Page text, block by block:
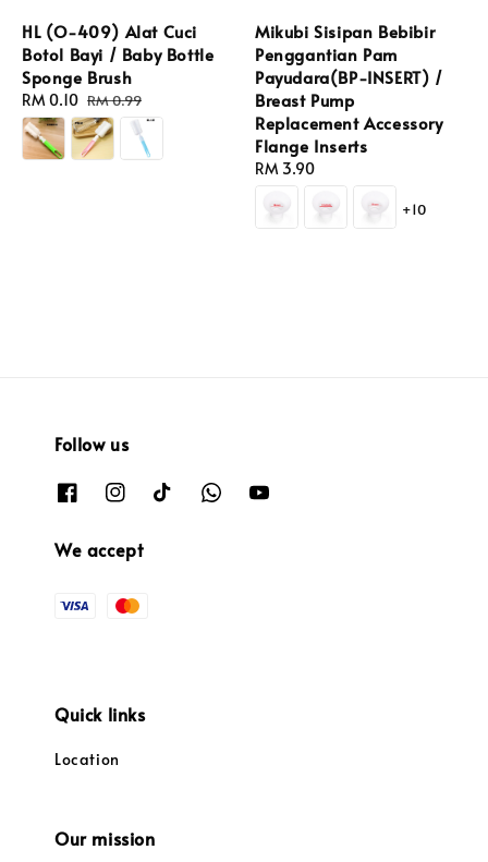
HL (O-409) Alat Cuci
Botol Bayi / Baby Bottle
Sponge Brush
Sale
price
RM 0.10 Regular
price
RM 0.99
Mikubi Sisipan Bebibir
Penggantian Pam
Payudara(BP-INSERT) /
Breast Pump
Replacement Accessory
Flange Inserts
Regular
price
RM 3.90
+10
Follow us
We accept
Quick links
Location
Our mission